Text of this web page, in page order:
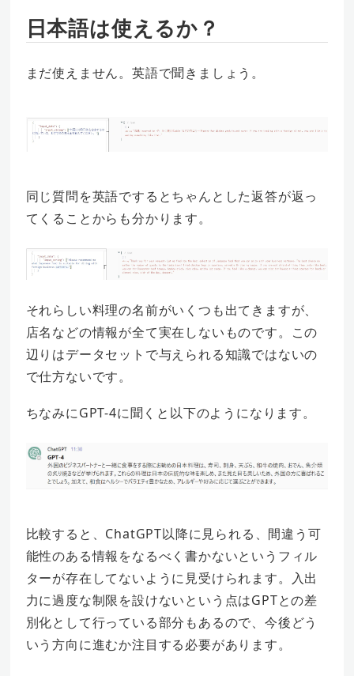
日本語は使えるか？
まだ使えません。英語で聞きましょう。
同じ質問を英語でするとちゃんとした返答が返っ
てくることからも分かります。
それらしい料理の名前がいくつも出てきますが、
店名などの情報が全て実在しないものです。この
辺りはデータセットで与えられる知識ではないの
で仕方ないです。
ちなみにGPT-4に聞くと以下のようになります。
比較すると、ChatGPT以降に見られる、間違う可
能性のある情報をなるべく書かないというフィル
ターが存在してないように見受けられます。入出
力に過度な制限を設けないという点はGPTとの差
別化として行っている部分もあるので、今後どう
いう方向に進むか注目する必要があります。